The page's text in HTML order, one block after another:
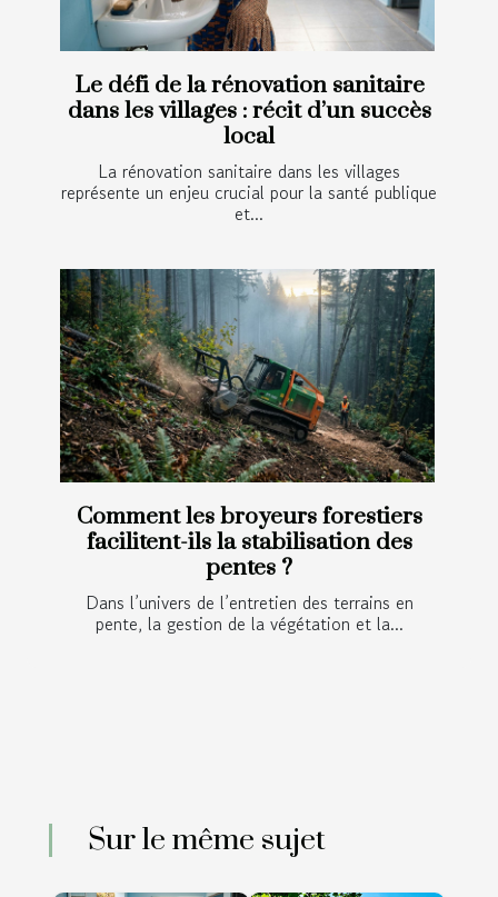
Le défi de la rénovation sanitaire
dans les villages : récit d’un succès
local
La rénovation sanitaire dans les villages
représente un enjeu crucial pour la santé publique
et...
Comment les broyeurs forestiers
facilitent-ils la stabilisation des
pentes ?
Dans l’univers de l’entretien des terrains en
pente, la gestion de la végétation et la...
Sur le même sujet